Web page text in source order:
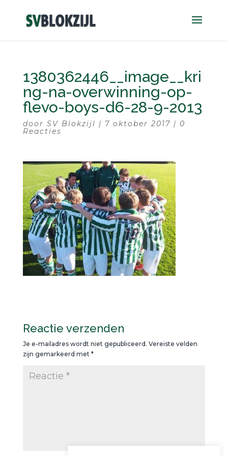
1380362446__image__kri
ng-na-overwinning-op-
flevo-boys-d6-28-9-2013
door SV Blokzijl | 7 oktober 2017 | 0
Reacties
Reactie verzenden
Je e-mailadres wordt niet gepubliceerd. Vereiste velden
zijn gemarkeerd met *